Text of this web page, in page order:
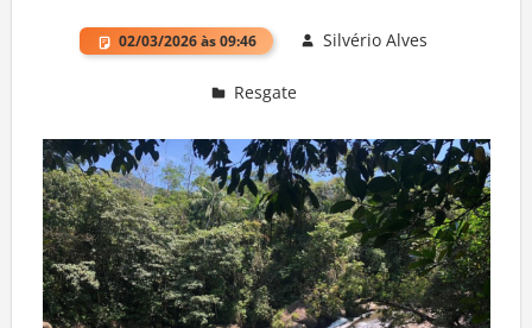
02/03/2026 às 09:46 Silvério Alves
Resgate